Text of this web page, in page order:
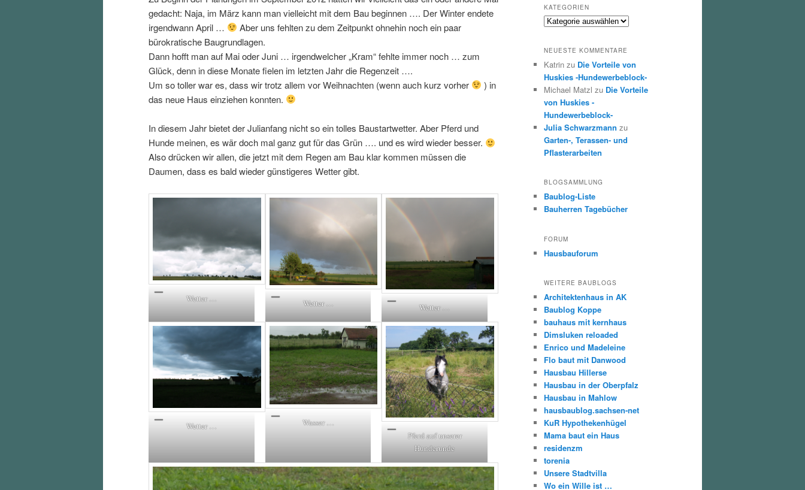
gedacht: Naja, im März kann man vielleicht mit dem Bau beginnen …. Der Winter endete
irgendwann April …
Aber uns fehlten zu dem Zeitpunkt ohnehin noch ein paar
bürokratische Baugrundlagen.
Dann hofft man auf Mai oder Juni … irgendwelcher „Kram“ fehlte immer noch … zum
Glück, denn in diese Monate fielen im letzten Jahr die Regenzeit ….
Um so toller war es, dass wir trotz allem vor Weihnachten (wenn auch kurz vorher
) in
das neue Haus einziehen konnten.
In diesem Jahr bietet der Julianfang nicht so ein tolles Baustartwetter. Aber Pferd und
Hunde meinen, es wär doch mal ganz gut für das Grün …. und es wird wieder besser.
Also drücken wir allen, die jetzt mit dem Regen am Bau klar kommen müssen die
Daumen, dass es bald wieder günstigeres Wetter gibt.
Wetter … Wetter … Wetter …
Wetter …
Wasser …
Pferd auf unserer
Hunderunde
KATEGORIEN
Kategorien
NEUESTE KOMMENTARE
Katrin zu Die Vorteile von
Huskies -Hundewerbeblock-
Michael Matzl zu Die Vorteile
von Huskies -
Hundewerbeblock-
Julia Schwarzmann zu
Garten-, Terassen- und
Pflasterarbeiten
BLOGSAMMLUNG
Baublog-Liste
Bauherren Tagebücher
FORUM
Hausbauforum
WEITERE BAUBLOGS
Architektenhaus in AK
Baublog Koppe
bauhaus mit kernhaus
Dimsluken reloaded
Enrico und Madeleine
Flo baut mit Danwood
Hausbau Hillerse
Hausbau in der Oberpfalz
Hausbau in Mahlow
hausbaublog.sachsen-net
KuR Hypothekenhügel
Mama baut ein Haus
residenzm
torenia
Unsere Stadtvilla
Wo ein Wille ist …